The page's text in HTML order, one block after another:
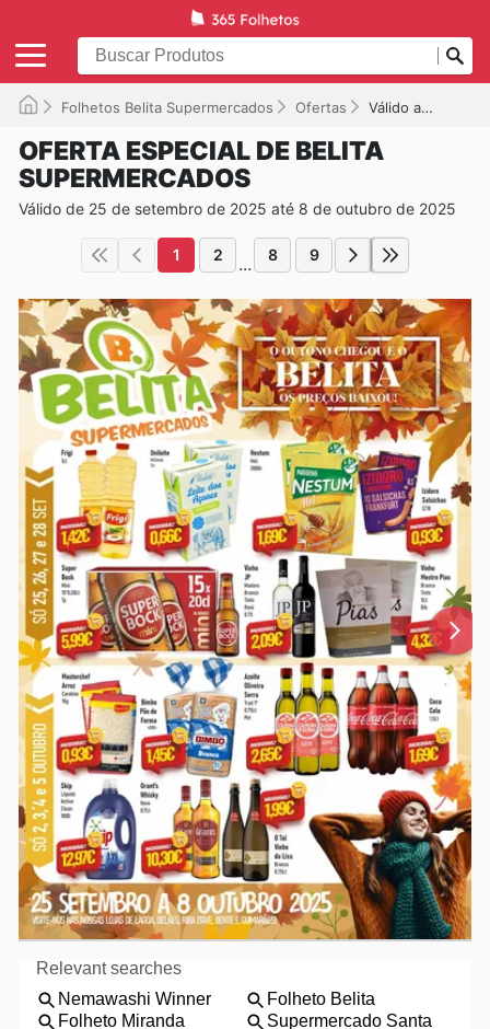
Folhetos Belita Supermercados Ofertas Válido até 08/10/2025
OFERTA ESPECIAL DE BELITA
SUPERMERCADOS
Válido de 25 de setembro de 2025 até 8 de outubro de 2025
1 2 ... 8 9